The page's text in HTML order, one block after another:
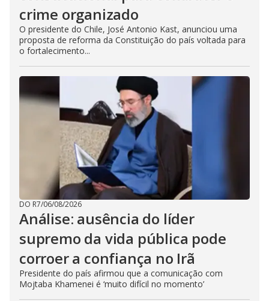
crime organizado
O presidente do Chile, José Antonio Kast, anunciou uma
proposta de reforma da Constituição do país voltada para
o fortalecimento...
DO R7/06/08/2026
Análise: ausência do líder
supremo da vida pública pode
corroer a confiança no Irã
Presidente do país afirmou que a comunicação com
Mojtaba Khamenei é ‘muito difícil no momento’